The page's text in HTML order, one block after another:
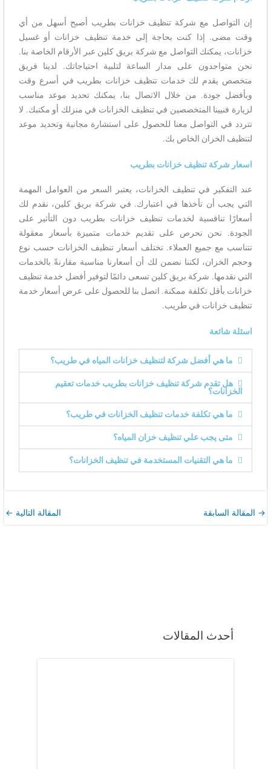
أحدث المقالات
إن التواصل مع شركة تنظيف خزانات بطريب أصبح أسهل من أي
وقت مضى. إذا كنت بحاجة إلى خدمة تنظيف خزانات أو غسيل
خزانات، يمكنك التواصل مع شركة بريق كلين عبر الأرقام الخاصة بنا.
نحن متواجدون على مدار الساعة لتلبية احتياجاتك. لدينا فريق
متخصص يقدم لك خدمات تنظيف خزانات بطريب في أسرع وقت
وبأفضل جودة. من خلال الاتصال بنا، يمكنك تحديد موعد مناسب
لزيارة فنيينا المتخصصين في تنظيف الخزانات في منزلك أو مكتبك. لا
تتردد في التواصل معنا للحصول على استشارة مجانية وتحديد موعد
لتنظيف الخزان الخاص بك.
اسعار شركة تنظيف خزانات بطريب
عند التفكير في تنظيف الخزانات، يعتبر السعر من العوامل المهمة
التي يجب أن تأخذها في اعتبارك. في شركة بريق كلين، نقدم لك
أسعارًا تنافسية لخدمات تنظيف خزانات بطريب دون التأثير على
الجودة. نحن نحرص على تقديم خدمات متميزة بأسعار معقولة
تتناسب مع جميع العملاء. تختلف أسعار تنظيف الخزانات حسب نوع
وحجم الخزان، لكننا نضمن لك أن أسعارنا مناسبة مقارنةً بالخدمات
التي نقدمها. شركة بريق كلين تسعى دائمًا لتوفير أفضل خدمة تنظيف
خزانات بأقل تكلفة ممكنة. اتصل بنا للحصول على عرض أسعار خدمة
تنظيف خزانات في طريب.
اسئلة شائعة
ما هي أفضل شركة لتنظيف خزانات المياه في طريب؟
هل تقدم شركة تنظيف خزانات بطريب خدمات تعقيم
الخزانات؟
ما هي تكلفة خدمات تنظيف الخزانات في طريب؟
متى يجب علي تنظيف خزان المياه؟
ما هي التقنيات المستخدمة في تنظيف الخزانات؟
→ المقالة السابقة المقالة التالية ←